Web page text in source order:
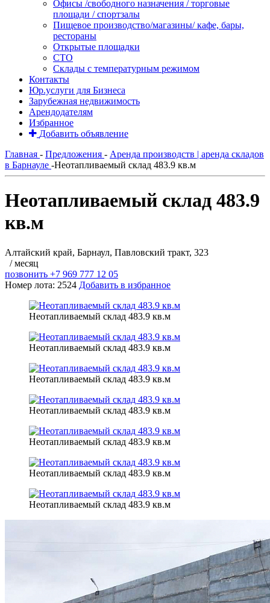
Офисы /свободного назначения / торговые
площади / спортзалы
Пищевое производство/магазины/ кафе, бары,
рестораны
Открытые площадки
СТО
Склады с температурным режимом
Контакты
Юр.услуги для Бизнеса
Зарубежная недвижимость
Арендодателям
Избранное
Добавить объявление
Главная - Предложения - Аренда производств | аренда складов
в Барнауле -Неотапливаемый склад 483.9 кв.м
Неотапливаемый склад 483.9
кв.м
Алтайский край, Барнаул, Павловский тракт, 323
/ месяц
позвонить +7 969 777 12 05
Номер лота: 2524 Добавить в избранное
Неотапливаемый склад 483.9 кв.м
Неотапливаемый склад 483.9 кв.м
Неотапливаемый склад 483.9 кв.м
Неотапливаемый склад 483.9 кв.м
Неотапливаемый склад 483.9 кв.м
Неотапливаемый склад 483.9 кв.м
Неотапливаемый склад 483.9 кв.м